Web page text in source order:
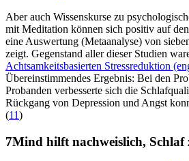
Aber auch Wissenskurse zu
mit Meditation können sich positiv auf
eine Auswertung (Metaanalyse) von
zeigt. Gegenstand aller dieser Studien
Achtsamkeitsbasierten Stressreduktion
Übereinstimmendes Ergebnis: Bei den
Probanden verbesserte sich die
Rückgang von Depression und Angst
(11)
7Mind hilft nachweislich, Schlaf